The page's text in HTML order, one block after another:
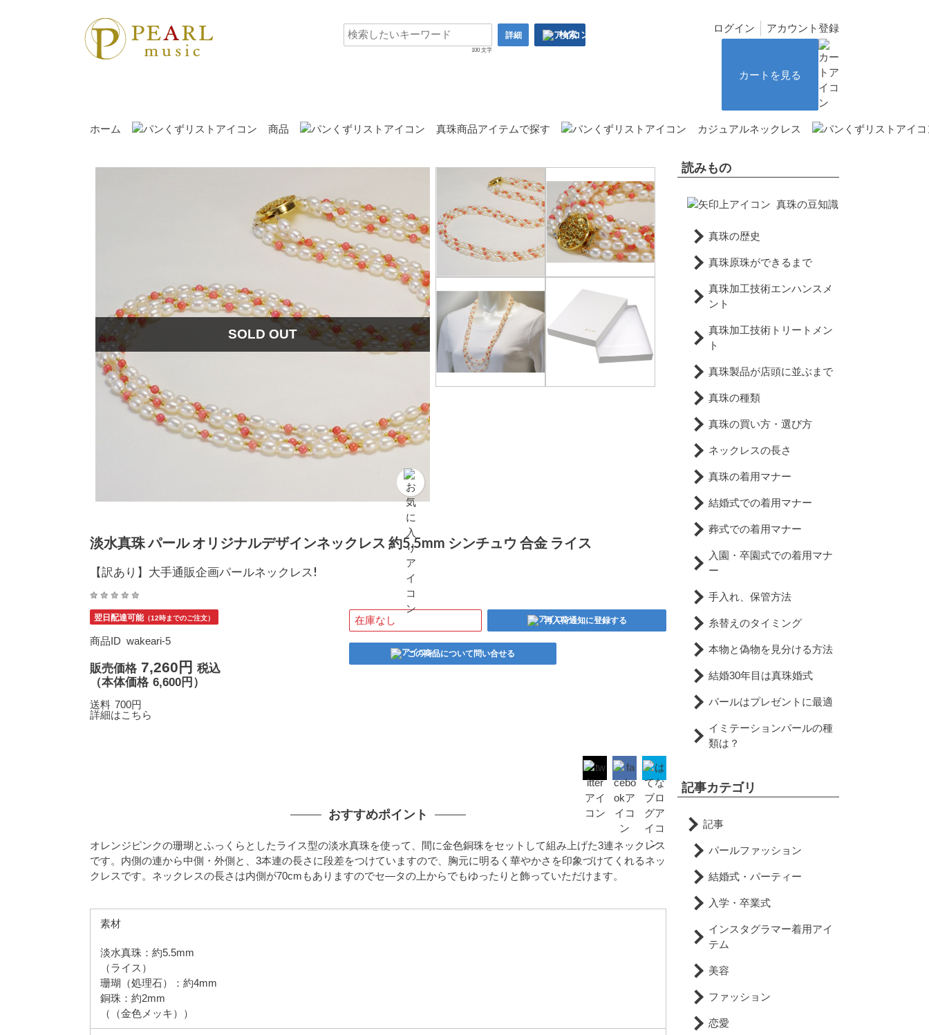
100 文字
詳細 検索
ログイン アカウント登録
カートを見る
ホーム 商品 真珠商品アイテムで探す カジュアルネックレス
SOLD OUT
淡水真珠 パール オリジナルデザインネックレス 約5.5mm シンチュウ 合金 ライス
【訳あり】大手通販企画パールネックレス!
翌日配達可能（12時までのご注文）
商品ID wakeari-5
販売価格 7,260円 税込
（本体価格 6,600円）
送料 700円
詳細はこちら
在庫なし 再入荷通知に登録する
この商品について問い合せる
おすすめポイント
オレンジピンクの珊瑚とふっくらとしたライス型の淡水真珠を使って、間に金色銅珠をセットして組み上げた3連ネックレス
です。内側の連から中側・外側と、3本連の長さに段差をつけていますので、胸元に明るく華やかさを印象づけてくれるネッ
クレスです。ネックレスの長さは内側が70cmもありますのでセ―タの上からでもゆったりと飾っていただけます。
素材
淡水真珠：約5.5mm
（ライス）
珊瑚（処理石）：約4mm
銅珠：約2mm
（（金色メッキ））
読みもの
真珠の豆知識
真珠の歴史
真珠原珠ができるまで
真珠加工技術エンハンスメ
ント
真珠加工技術トリートメン
ト
真珠製品が店頭に並ぶまで
真珠の種類
真珠の買い方・選び方
ネックレスの長さ
真珠の着用マナー
結婚式での着用マナー
葬式での着用マナー
入園・卒園式での着用マナ
ー
手入れ、保管方法
糸替えのタイミング
本物と偽物を見分ける方法
結婚30年目は真珠婚式
パールはプレゼントに最適
イミテーションパールの種
類は？
記事カテゴリ
記事
パールファッション
結婚式・パーティー
入学・卒業式
インスタグラマー着用アイ
テム
美容
ファッション
恋愛